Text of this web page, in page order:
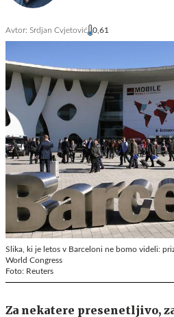
Avtor: Srdjan Cvjetović 0,61
Slika, ki je letos v Barceloni ne bomo videli:
World Congress
Foto: Reuters
Za nekatere presenetljivo,